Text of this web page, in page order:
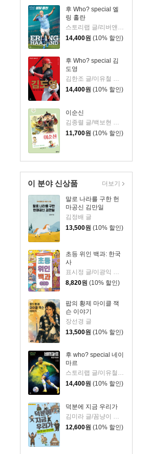
후 Who? special 엘
링 홀란
14,400원 (10% 할인)
후 Who? special 김
도영
김한조 글/이유철 그림
14,400원 (10% 할인)
이순신
11,700원 (10% 할인)
이 분야 신상품
말로 나라를 구한 헌
마공신 김만일
김정배 글
13,500원 (10% 할인)
초등 위인 백과: 한국
사
8,820원 (10% 할인)
팝의 황제 마이클 잭
슨 이야기
장선경 글
13,500원 (10% 할인)
후 who? special 네이
마르
스토리랩 글/이유철 그림
14,400원 (10% 할인)
덕분에 지금 우리가
12,600원 (10% 할인)
더보기